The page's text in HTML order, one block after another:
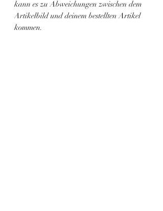
kann es zu Abweichungen zwischen dem
Artikelbild und deinem bestellten Artikel
kommen.